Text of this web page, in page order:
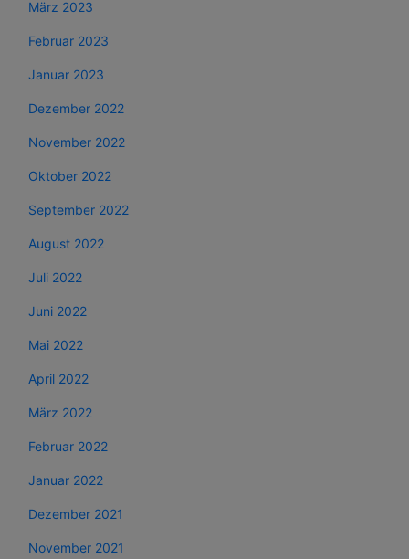
März 2023
Februar 2023
Januar 2023
Dezember 2022
November 2022
Oktober 2022
September 2022
August 2022
Juli 2022
Juni 2022
Mai 2022
April 2022
März 2022
Februar 2022
Januar 2022
Dezember 2021
November 2021